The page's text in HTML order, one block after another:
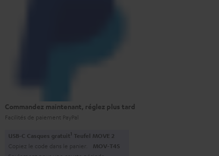
Commandez maintenant, réglez plus tard
Facilités de paiement PayPal
USB-C Casques gratuit1 Teufel MOVE 2
Copiez le code dans le panier. MOV-T4S